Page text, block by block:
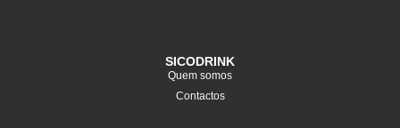
SICODRINK
Quem somos
Contactos